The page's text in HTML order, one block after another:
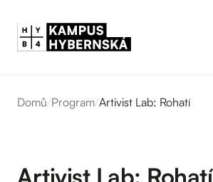
Domů/Program/Artivist Lab: Rohatí
Artivist Lab: Rohatí